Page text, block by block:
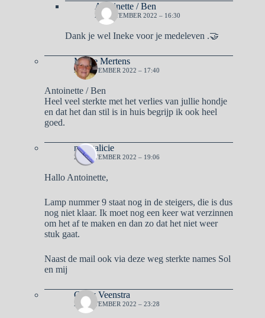
Antoinette / Ben
26 SEPTEMBER 2022 – 16:30
Dank je wel Ineke voor je medeleven .🤝
Mieke Mertens
26 SEPTEMBER 2022 – 17:40
Antoinette / Ben
Heel veel sterkte met het verlies van jullie hondje
en dat het dan stil is in huis begrijp ik ook heel
goed.
naargalicie
26 SEPTEMBER 2022 – 19:06
Hallo Antoinette,
Lamp nummer 9 staat nog in de steigers, die is dus
nog niet klaar. Ik moet nog een keer wat verzinnen
om het af te maken en dan zo dat het niet weer
stuk gaat.
Naast de mail ook via deze weg sterkte names Sol
en mij
Corry Veenstra
26 SEPTEMBER 2022 – 23:28